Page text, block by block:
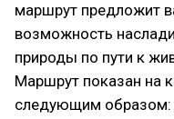
маршрут предложит
возможность
природы по пути к
Маршрут показан на
следующим образом: